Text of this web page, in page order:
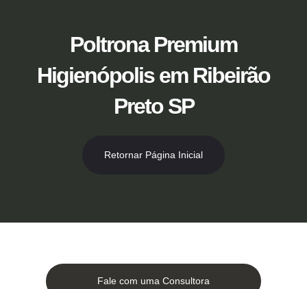
Poltrona Premium
Higienópolis em Ribeirão
Preto SP
Retornar Página Inicial
Fale com uma Consultora